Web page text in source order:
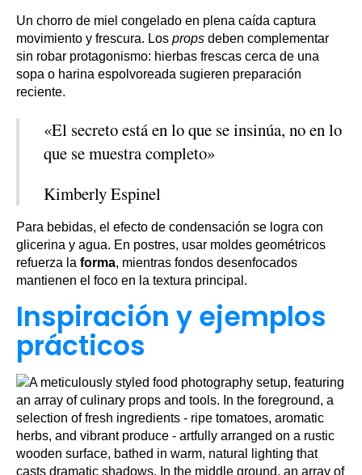
Un chorro de miel congelado en plena caída captura
movimiento y frescura. Los props deben complementar
sin robar protagonismo: hierbas frescas cerca de una
sopa o harina espolvoreada sugieren preparación
reciente.
«El secreto está en lo que se insinúa, no en lo
que se muestra completo»
Kimberly Espinel
Para bebidas, el efecto de condensación se logra con
glicerina y agua. En postres, usar moldes geométricos
refuerza la forma, mientras fondos desenfocados
mantienen el foco en la textura principal.
Inspiración y ejemplos
prácticos